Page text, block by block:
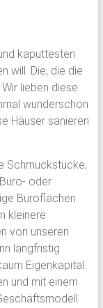
kaputtesten
will. Die, die die
lieben diese
wunderschön
Häuser sanieren
Schmuckstücke,
oder
Büroflächen
kleinere
von unseren
langfristig
Eigenkapital.
und mit einem